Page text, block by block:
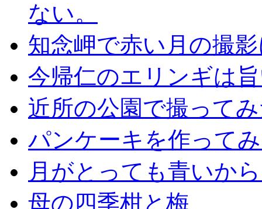
ない。
知念岬で赤い月の撮
今帰仁のエリンギは
近所の公園で撮って
パンケーキを作って
月がとっても青いか
母の四季柑と梅